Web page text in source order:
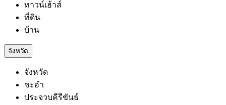
ทาวน์เฮ้าส์
ที่ดิน
บ้าน
จังหวัด
จังหวัด
ชะอำ
ประจวบคีรีขันธ์